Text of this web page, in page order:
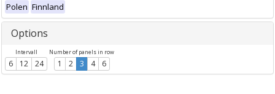
Polen Finnland
Options
Intervall
6 12 24
Number of panels in row
1 2 3 4 6